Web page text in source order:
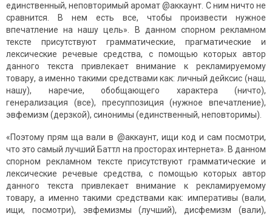
единственный, неповторимый аромат @аккаунт. С ним ничто не
сравнится. В нем есть все, чтобы произвести нужное
впечатление на нашу цель». В данном спорном рекламном
тексте присутствуют грамматические, прагматические и
лексические речевые средства, с помощью которых автор
данного текста привлекает внимание к рекламируемому
товару, а именно такими средствами как: личный дейксис (наш,
нашу), наречие, обобщающего характера (ничто),
генерализация (все), пресуппозиция (нужное впечатление),
эвфемизм (дерзкой), синонимы (единственный, неповторимы).
«Поэтому прям ща вали в @аккаунт, ищи код и сам посмотри,
что это самый лучший Баттл на просторах интернета». В данном
спорном рекламном тексте присутствуют грамматические и
лексические речевые средства, с помощью которых автор
данного текста привлекает внимание к рекламируемому
товару, а именно такими средствами как: императивы (вали,
ищи, посмотри), эвфемизмы (лучший), дисфемизм (вали),